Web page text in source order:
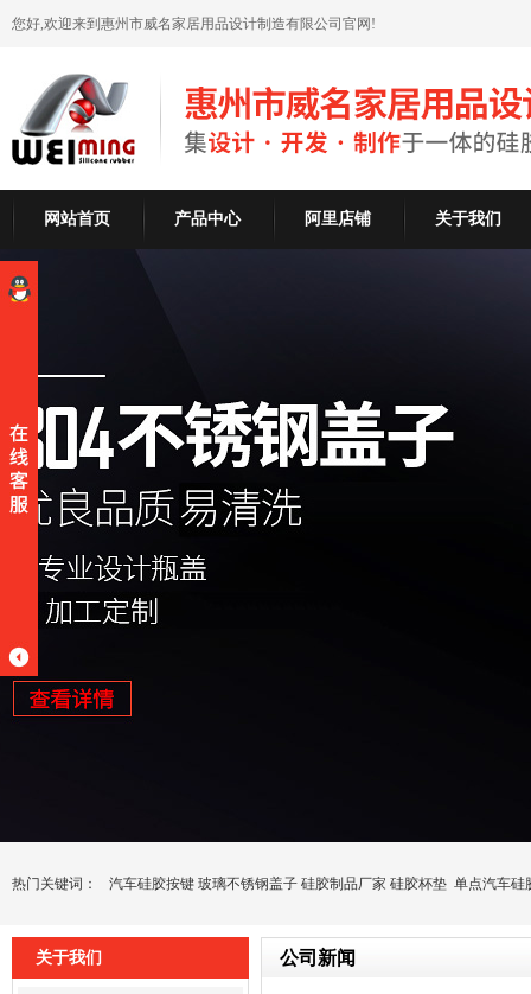
您好,欢迎来到惠州市威名家居用品设计制造有限公司官网!
网站首页 产品中心 阿里店铺 关于我们
热门关键词： 汽车硅胶按键 玻璃不锈钢盖子 硅胶制品厂家 硅胶杯垫 单点汽车硅
关于我们 公司新闻